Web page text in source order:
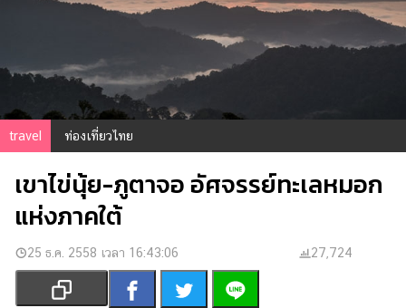
ข่าว
บันเทิง
ตรวจ
หวย
ผล
บอล
สด
การ
เงิน
travel ท่องเที่ยวไทย
เขาไข่นุ้ย-ภูตาจอ อัศจรรย์ทะเลหมอก
แห่งภาคใต้
25 ธ.ค. 2558 เวลา 16:43:06 27,724